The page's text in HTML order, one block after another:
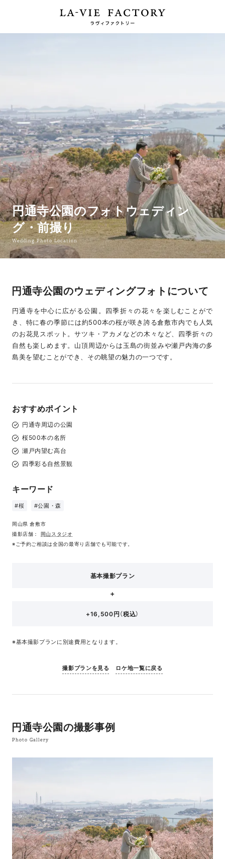
円通寺公園のフォトウェディン
グ・前撮り
Wedding Photo Location
円通寺公園のウェディングフォトについて
円通寺を中心に広がる公園。四季折々の花々を楽しむことがで
き、特に春の季節には約500本の桜が咲き誇る倉敷市内でも人気
のお花見スポット。サツキ・アカメなどの木々など、四季折々の
自然も楽しめます。山頂周辺からは玉島の街並みや瀬戸内海の多
島美を望むことができ、その眺望の魅力の一つです。
おすすめポイント
円通寺周辺の公園
桜500本の名所
瀬戸内望む高台
四季彩る自然景観
キーワード
#桜 #公園・森
岡山県 倉敷市
撮影店舗： 岡山スタジオ
※ご予約ご相談は全国の最寄り店舗でも可能です。
基本撮影プラン
+16,500円（税込）
※基本撮影プランに別途費用となります。
撮影プランを見る ロケ地一覧に戻る
円通寺公園の撮影事例
Photo Gallery